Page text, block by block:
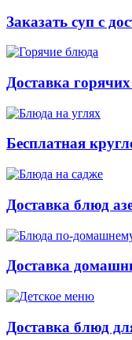
Заказать суп с
Доставка
Бесплатная
Доставка блюд
Доставка
Доставка блюд